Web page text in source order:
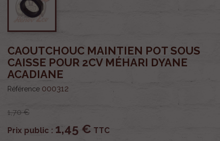
CAOUTCHOUC MAINTIEN POT SOUS
CAISSE POUR 2CV MÉHARI DYANE
ACADIANE
Référence 000312
1,70 €
Prix public : 1,45 € TTC